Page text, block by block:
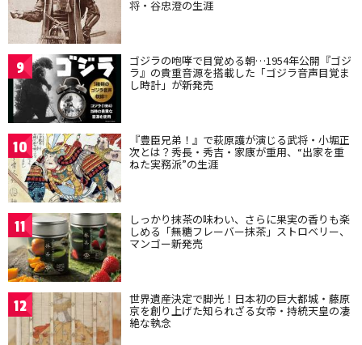
将・谷忠澄の生涯
9 ゴジラの咆哮で目覚める朝…1954年公開『ゴジ
ラ』の貴重音源を搭載した「ゴジラ音声目覚ま
し時計」が新発売
10 『豊臣兄弟！』で萩原護が演じる武将・小堀正
次とは？秀長・秀吉・家康が重用、“出家を重
ねた実務派”の生涯
11 しっかり抹茶の味わい、さらに果実の香りも楽
しめる「無糖フレーバー抹茶」ストロベリー、
マンゴー新発売
12 世界遺産決定で脚光！日本初の巨大都城・藤原
京を創り上げた知られざる女帝・持統天皇の凄
絶な執念